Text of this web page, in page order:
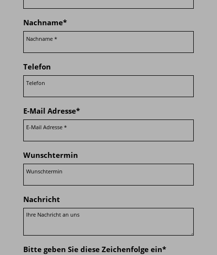
Nachname*
Telefon
E-Mail Adresse*
Wunschtermin
Nachricht
Bitte geben Sie diese Zeichenfolge ein*